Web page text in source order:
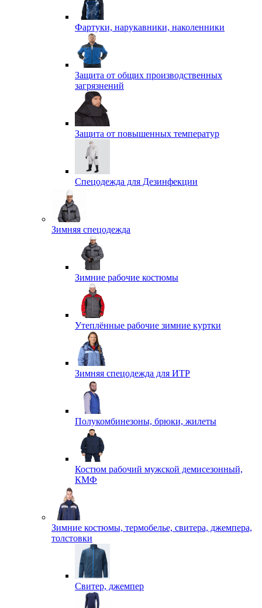
Фартуки, нарукавники, наколенники
Защита от общих производственных
загрязнений
Защита от повышенных температур
Спецодежда для Дезинфекции
Зимняя спецодежда
Зимние рабочие костюмы
Утеплённые рабочие зимние куртки
Зимняя спецодежда для ИТР
Полукомбинезоны, брюки, жилеты
Костюм рабочий мужской демисезонный,
КМФ
Зимние костюмы, термобелье, свитера, джемпера,
толстовки
Свитер, джемпер